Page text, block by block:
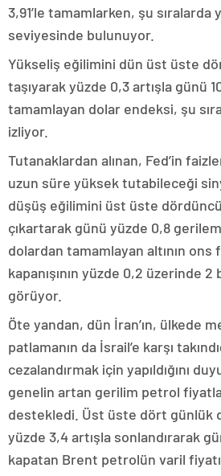
3,91’le tamamlarken, şu sıralarda
seviyesinde bulunuyor.
Yükseliş eğilimini dün üst üste
taşıyarak yüzde 0,3 artışla günü
tamamlayan dolar endeksi, şu
izliyor.
Tutanaklardan alınan, Fed’in
uzun süre yüksek tutabileceği
düşüş eğilimini üst üste
çıkartarak günü yüzde 0,8
dolardan tamamlayan altının ons
kapanışının yüzde 0,2 üzerinde
görüyor.
Öte yandan, dün İran’ın, ülkede
patlamanın da İsrail’e karşı
cezalandırmak için yapıldığını
genelin artan gerilim petrol
destekledi. Üst üste dört günlük
yüzde 3,4 artışla sonlandırarak
kapatan Brent petrolün varil